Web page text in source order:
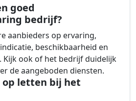
goed
bedrijf?
aanbieders op ervaring,
beschikbaarheid en
Kijk ook of het bedrijf duidelijk
de aangeboden diensten.
op letten bij het